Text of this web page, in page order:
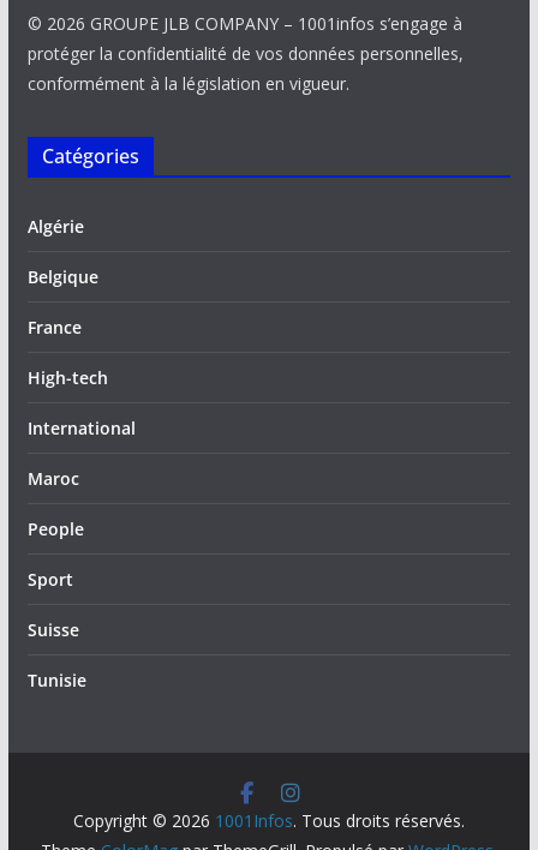
© 2026 GROUPE JLB COMPANY – 1001infos s’engage à
protéger la confidentialité de vos données personnelles,
conformément à la législation en vigueur.
Catégories
Algérie
Belgique
France
High-tech
International
Maroc
People
Sport
Suisse
Tunisie
Copyright © 2026 1001Infos. Tous droits réservés.